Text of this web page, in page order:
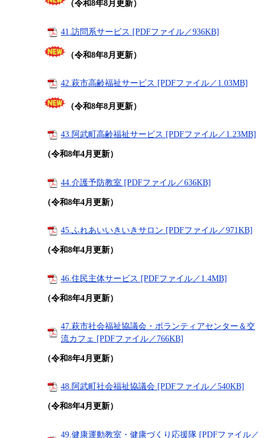
（令和8年8月更新）
41.訪問系サービス [PDFファイル／936KB]
（令和8年8月更新）
42.萩市高齢福祉サービス [PDFファイル／1.03MB]
（令和8年8月更新）
43.阿武町高齢福祉サービス [PDFファイル／1.23MB]
（令和8年4月更新）
44.介護予防教室 [PDFファイル／636KB]
（令和8年4月更新）
45.ふれあいいきいきサロン [PDFファイル／971KB]
（令和8年4月更新）
46.住民主体サービス [PDFファイル／1.4MB]
（令和8年4月更新）
47.萩市社会福祉協議会・ボランティアセンター＆交
流カフェ [PDFファイル／766KB]
（令和8年4月更新）
48.阿武町社会福祉協議会 [PDFファイル／540KB]
（令和8年4月更新）
49.健康運動教室・健康づくり応援隊 [PDFファイル／